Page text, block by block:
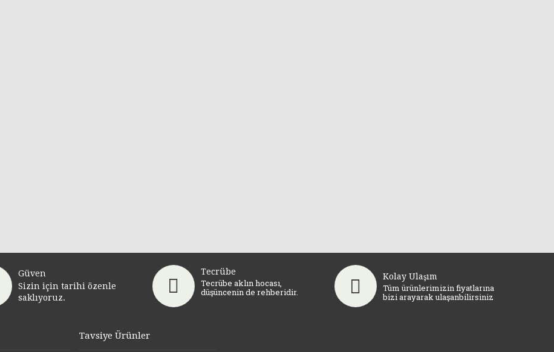
Güven
Sizin için tarihi özenle
saklıyoruz.
Tecrübe
Tecrübe aklın hocası,
düşüncenin de rehberidir.
Kolay Ulaşım
Tüm ürünlerimizin fiyatlarına
bizi arayarak ulaşanbilirsiniz
Tavsiye Ürünler